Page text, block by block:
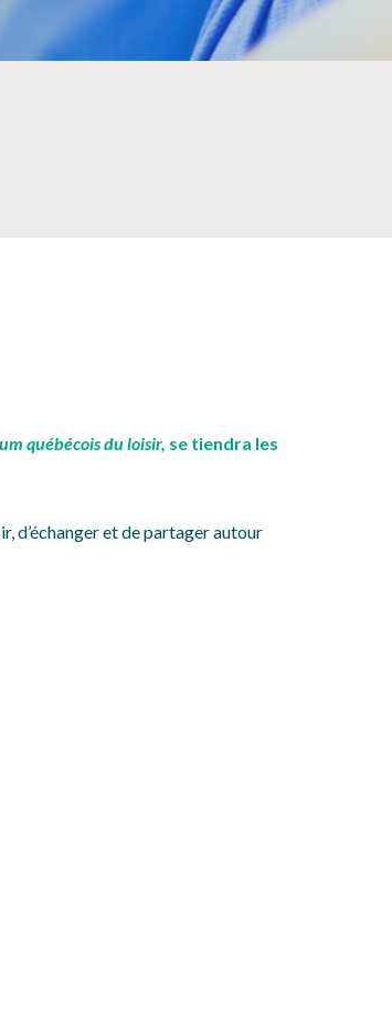
NOS PARTENAIRES
québécois du loisir, se tiendra les
d’échanger et de partager autour